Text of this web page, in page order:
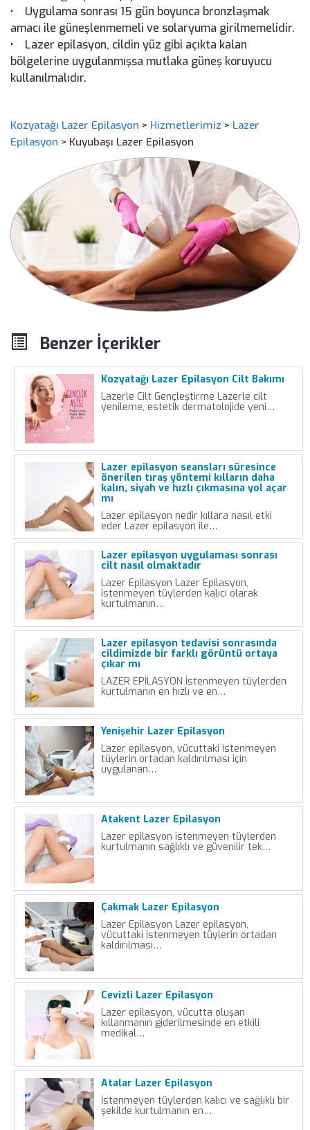
• Uygulama sonrası 15 gün boyunca bronzlaşmak
amacı ile güneşlenmemeli ve solaryuma girilmemelidir.
• Lazer epilasyon, cildin yüz gibi açıkta kalan
bölgelerine uygulanmışsa mutlaka güneş koruyucu
kullanılmalıdır.
Kozyatağı Lazer Epilasyon > Hizmetlerimiz > Lazer
Epilasyon > Kuyubaşı Lazer Epilasyon
Benzer İçerikler
Kozyatağı Lazer Epilasyon Cilt Bakımı
Lazerle Cilt Gençleştirme Lazerle cilt
yenileme, estetik dermatolojide yeni…
Lazer epilasyon seansları süresince
önerilen tıraş yöntemi kılların daha
kalın, siyah ve hızlı çıkmasına yol açar
mı
Lazer epilasyon nedir kıllara nasıl etki
eder Lazer epilasyon ile…
Lazer epilasyon uygulaması sonrası
cilt nasıl olmaktadır
Lazer Epilasyon Lazer Epilasyon,
istenmeyen tüylerden kalıcı olarak
kurtulmanın…
Lazer epilasyon tedavisi sonrasında
cildimizde bir farklı görüntü ortaya
çıkar mı
LAZER EPİLASYON İstenmeyen tüylerden
kurtulmanın en hızlı ve en…
Yenişehir Lazer Epilasyon
Lazer epilasyon, vücuttaki istenmeyen
tüylerin ortadan kaldırılması için
uygulanan…
Atakent Lazer Epilasyon
Lazer epilasyon istenmeyen tüylerden
kurtulmanın sağlıklı ve güvenilir tek…
Çakmak Lazer Epilasyon
Lazer Epilasyon Lazer epilasyon,
vücuttaki istenmeyen tüylerin ortadan
kaldırılması…
Cevizli Lazer Epilasyon
Lazer epilasyon, vücutta oluşan
kıllanmanın giderilmesinde en etkili
medikal…
Atalar Lazer Epilasyon
İstenmeyen tüylerden kalıcı ve sağlıklı bir
şekilde kurtulmanın en…